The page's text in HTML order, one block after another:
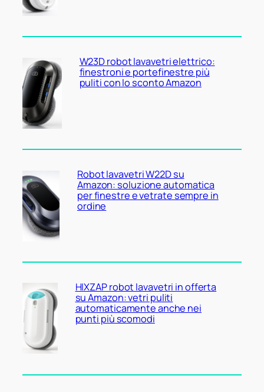
W23D robot lavavetri elettrico:
finestroni e portefinestre più
puliti con lo sconto Amazon
Robot lavavetri W22D su
Amazon: soluzione automatica
per finestre e vetrate sempre in
ordine
HIXZAP robot lavavetri in offerta
su Amazon: vetri puliti
automaticamente anche nei
punti più scomodi